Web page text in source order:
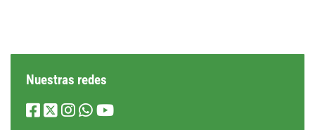
Nuestras redes